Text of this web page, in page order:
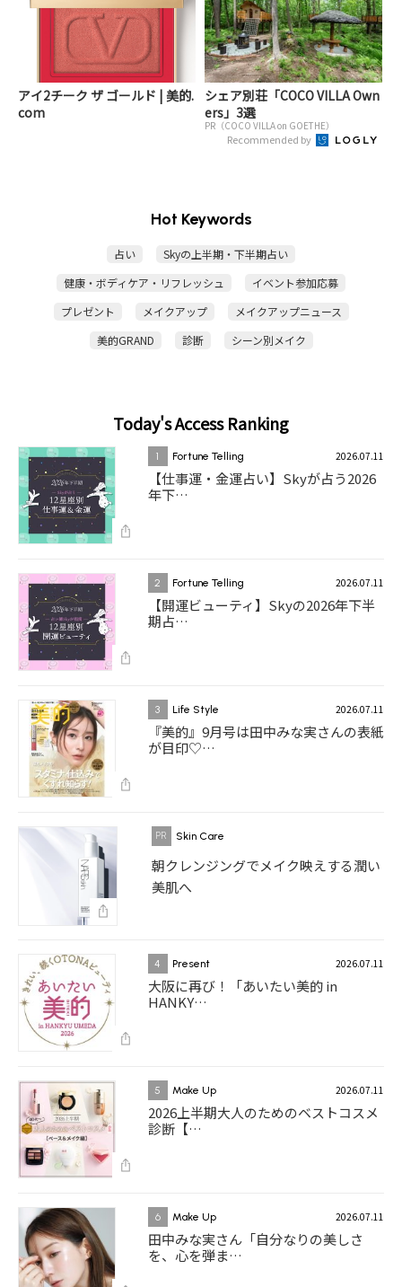
アイ2チーク ザ ゴールド | 美的.
com
シェア別荘「COCO VILLA Own
ers」3選
PR（COCO VILLA on GOETHE）
Recommended by
Hot Keywords
占い
Skyの上半期・下半期占い
健康・ボディケア・リフレッシュ
イベント参加応募
プレゼント
メイクアップ
メイクアップニュース
美的GRAND
診断 シーン別メイク
Today's Access Ranking
1 Fortune Telling 2026.07.11
【仕事運・金運占い】Skyが占う2026
年下…
2 Fortune Telling 2026.07.11
【開運ビューティ】Skyの2026年下半
期占…
3 Life Style 2026.07.11
『美的』9月号は田中みな実さんの表紙
が目印♡…
Skin Care
朝クレンジングでメイク映えする潤い
美肌へ
4 Present 2026.07.11
大阪に再び！「あいたい美的 in
HANKY…
5 Make Up 2026.07.11
2026上半期大人のためのベストコスメ
診断【…
6 Make Up 2026.07.11
田中みな実さん「自分なりの美しさ
を、心を弾ま…